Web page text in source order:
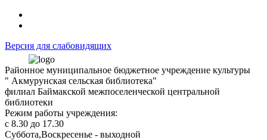
Версия для слабовидящих
Районное муниципальное бюджетное учреждение культуры
" Акмурунская сельская библиотека"
филиал Баймакской межпоселенческой центральной
библиотеки
Режим работы учреждения:
с 8.30 до 17.30
Суббота,Воскресенье - выходной